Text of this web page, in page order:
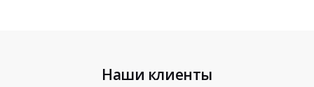
Наши клиенты